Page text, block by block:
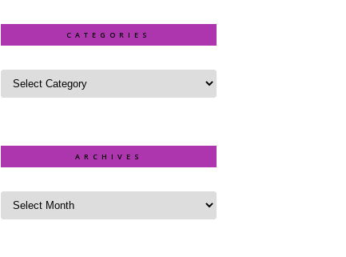
CATEGORIES
ARCHIVES